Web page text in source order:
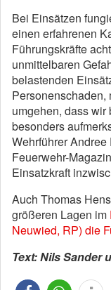
Bei Einsätzen
einen erfahrenen
Führungskräfte
unmittelbaren
belastenden
Personenschaden,
umgehen, dass
besonders
Wehrführer
Feuerwehr-
Einsatzkraft
Auch Thomas
größeren Lagen im
Neuwied, RP) die
Text: Nils Sander